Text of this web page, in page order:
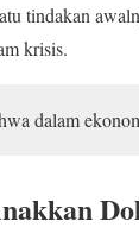
tindakan
krisis.
dalam